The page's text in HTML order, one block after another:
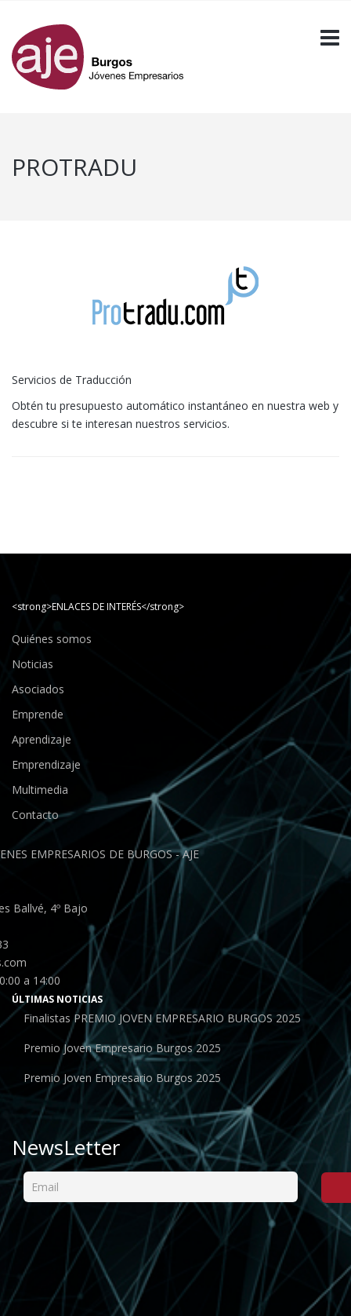
PROTRADU
Servicios de Traducción
Obtén tu presupuesto automático instantáneo en nuestra web y
descubre si te interesan nuestros servicios.
<strong>ENLACES DE INTERÉS</strong>
Quiénes somos
Noticias
Asociados
Emprende
Aprendizaje
Emprendizaje
Multimedia
Contacto
EMPRESARIOS DE BURGOS - AJE
Ballvé, 4º Bajo
a 14:00
ÚLTIMAS NOTICIAS
Finalistas PREMIO JOVEN EMPRESARIO BURGOS 2025
Premio Joven Empresario Burgos 2025
Premio Joven Empresario Burgos 2025
NewsLetter